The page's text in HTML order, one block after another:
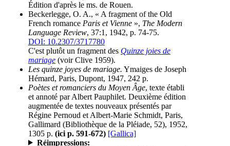
Édition d'après le ms. de Rouen.
Beckerlegge, O. A., « A fragment of the Old
French romance Paris et Vienne », The Modern
Language Review, 37:1, 1942, p. 74-75.
DOI: 10.2307/3717780
C'est plutôt un fragment des Quinze joies de
mariage (voir Clive 1959).
Les quinze joyes de mariage. Ymaiges de Joseph
Hémard, Paris, Dupont, 1947, 242 p.
Poètes et romanciers du Moyen Âge, texte établi
et annoté par Albert Pauphilet. Deuxième édition
augmentée de textes nouveaux présentés par
Régine Pernoud et Albert-Marie Schmidt, Paris,
Gallimard (Bibliothèque de la Pléiade, 52), 1952,
1305 p. (ici p. 591-672) [Gallica]
Réimpressions: